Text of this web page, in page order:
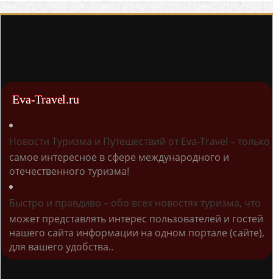
Eva-Travel.ru
Новости Туризма и Путешествий от Eva-Travel – только
самое интересное в сфере международного и
отечественного туризма!
Быстро и правдиво – обо всех новостях туризма, что
может представлять интерес пользователей и гостей
нашего сайта информации на одном портале (сайте),
для вашего удобства..